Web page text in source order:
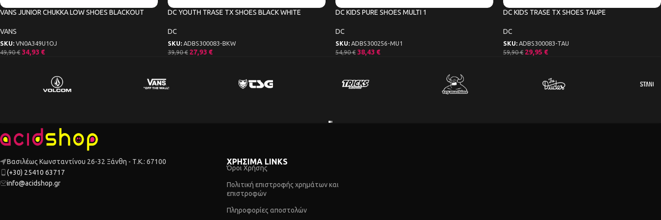
VANS JUNIOR CHUKKA LOW SHOES BLACKOUT
VANS
SKU: VN0A349U1OJ
49,90€ 34,93 €
DC YOUTH TRASE TX SHOES BLACK WHITE
DC
SKU: ADBS300083-BKW
39,90€ 27,93 €
DC KIDS PURE SHOES MULTI 1
DC
SKU: ADBS300256-MU1
54,90€ 38,43 €
DC KIDS TRASE TX SHOES TAUPE
DC
SKU: ADBS300083-TAU
59,90€ 29,95 €
Βασιλέως Κωνσταντίνου 26-32 Ξάνθη - Τ.Κ.: 67100
(+30) 25410 63717
info@acidshop.gr
ΧΡΗΣΙΜΑ LINKS
Όροι Χρήσης
Πολιτική επιστροφής χρημάτων και
επιστροφών
Πληροφορίες αποστολών